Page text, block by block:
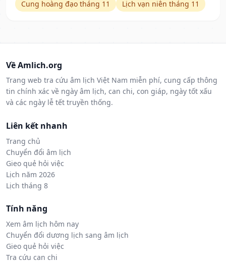
Cung hoàng đạo tháng 11
Lịch vạn niên tháng 11
Về Amlich.org
Trang web tra cứu âm lịch Việt Nam miễn phí, cung cấp thông
tin chính xác về ngày âm lịch, can chi, con giáp, ngày tốt xấu
và các ngày lễ tết truyền thống.
Liên kết nhanh
Trang chủ
Chuyển đổi âm lịch
Gieo quẻ hỏi việc
Lịch năm 2026
Lịch tháng 8
Tính năng
Xem âm lịch hôm nay
Chuyển đổi dương lịch sang âm lịch
Gieo quẻ hỏi việc
Tra cứu can chi